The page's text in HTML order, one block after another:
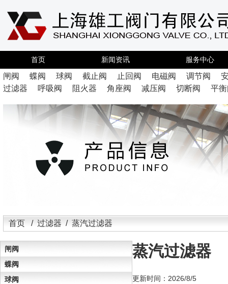
首页 新闻资讯 服务中心
闸阀 蝶阀 球阀 截止阀 止回阀 电磁阀 调节阀
过滤器
呼吸阀 阻火器 角座阀 减压阀 切断阀 平
首页 / 过滤器 / 蒸汽过滤器
闸阀
蝶阀
球阀
蒸汽过滤器
更新时间：2026/8/5